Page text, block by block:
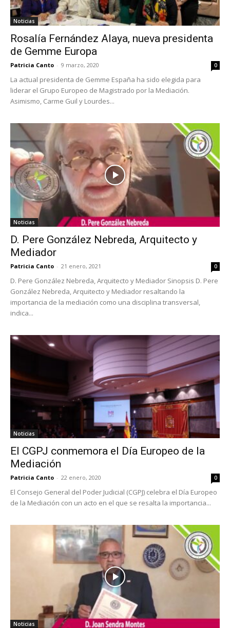
Noticias
Rosalía Fernández Alaya, nueva presidenta
de Gemme Europa
Patricia Canto - 9 marzo, 2020 0
La actual presidenta de Gemme España ha sido elegida para
liderar el Grupo Europeo de Magistrado por la Mediación.
Asimismo, Carme Guil y Lourdes...
Noticias
D. Pere González Nebreda, Arquitecto y
Mediador
Patricia Canto - 21 enero, 2021 0
D. Pere González Nebreda, Arquitecto y Mediador Sinopsis D. Pere
González Nebreda, Arquitecto y Mediador resaltando la
importancia de la mediación como una disciplina transversal,
indica...
Noticias
El CGPJ conmemora el Día Europeo de la
Mediación
Patricia Canto - 22 enero, 2020 0
El Consejo General del Poder Judicial (CGPJ) celebra el Día Europeo
de la Mediación con un acto en el que se resalta la importancia...
Noticias